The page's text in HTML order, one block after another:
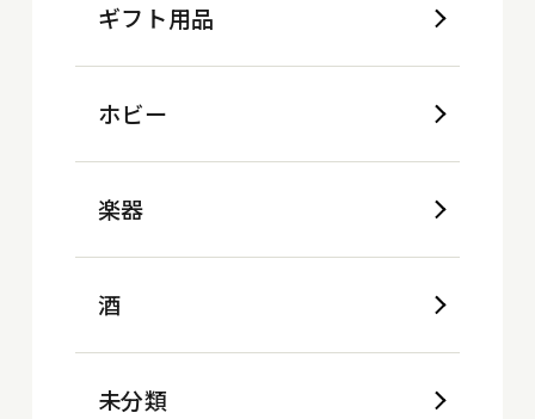
ギフト用品
ホビー
楽器
酒
未分類